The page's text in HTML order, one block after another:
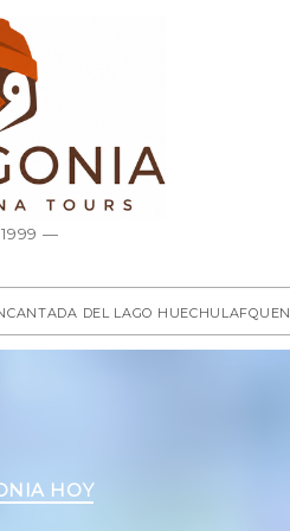
—
del Lago Huechulafquen
Categorías
HOY